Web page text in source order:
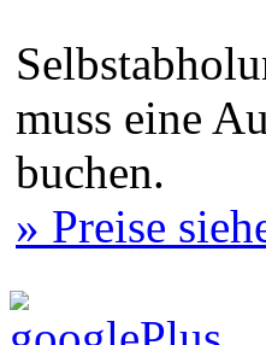
muss eine
buchen.
» Preise